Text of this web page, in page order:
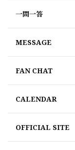
一問一答
MESSAGE
FAN CHAT
CALENDAR
OFFICIAL SITE